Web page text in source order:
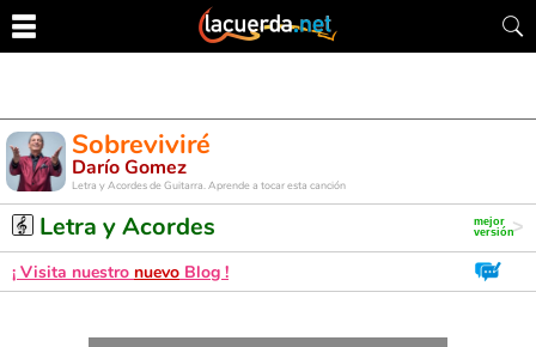
Sobreviviré
Darío Gomez
Letra y Acordes de Guitarra. Aprende a tocar esta canción
Letra y Acordes
¡ Visita nuestro nuevo Blog !